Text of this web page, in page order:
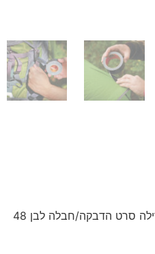
/ גורילה סרט הדבקה/חבלה לבן 48